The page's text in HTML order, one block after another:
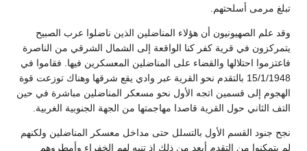
تبلغ مرمى أسلحتهم.
وقد علم الصهيونيون أن هؤلاء المناضلين الذين ناضلوا عرب الصبيح
يتمركزون في قرية كفر كنا الواقعة إلى الشمال الشرقي من الناصرة
فاعتزموا احتلالها والقضاء على المناضلين المعسكرين فيها. فقاموا في
15/1/1948 بالتقدم نحو القرية عبر وادي يقع شرقها وهناك توزعت قوة
الهجوم إلى قسمين اتجه الأول نحو مسعكر المناضلين مباشرة في حين
التف الثاني حول القرية قاصدا مهاجمتها من الجهة الجنوبية الغربية.
نجح جنود القسم الأول بالتسلل حتى مداخل معسكر المناضلين ولكنهم
لم يتمكنوا من التقدم أبعد من ذلك إذ تنبه لهم الخفراء وأمطروهم